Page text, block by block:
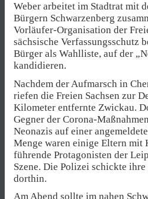
Weber arbeitet im Stadtrat mit
Bürgern Schwarzenberg
Vorläufer-Organisation der
sächsische Verfassungsschutz
Bürger als Wahlliste, auf der
kandidieren.
Nachdem der Aufmarsch in
riefen die Freien Sachsen zur
Kilometer entfernte Zwickau.
Gegner der Corona-
Neonazis auf einer
Menge waren einige Eltern mit
führende Protagonisten der
Szene. Die Polizei schickte
dorthin.
Am Abend sollte im nahen